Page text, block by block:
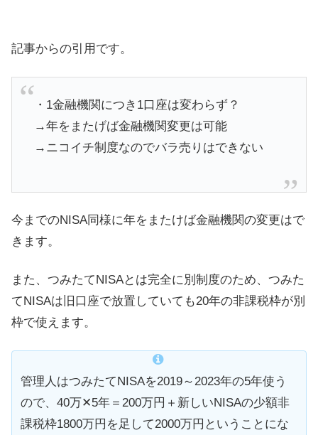
記事からの引用です。
・1金融機関につき1口座は変わらず？
→年をまたげば金融機関変更は可能
→ニコイチ制度なのでバラ売りはできない
今までのNISA同様に年をまたけば金融機関の変更はで
きます。
また、つみたてNISAとは完全に別制度のため、つみた
てNISAは旧口座で放置していても20年の非課税枠が別
枠で使えます。
管理人はつみたてNISAを2019～2023年の5年使う
ので、40万✕5年＝200万円＋新しいNISAの少額非
課税枠1800万円を足して2000万円ということにな